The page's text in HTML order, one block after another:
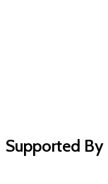
Supported By